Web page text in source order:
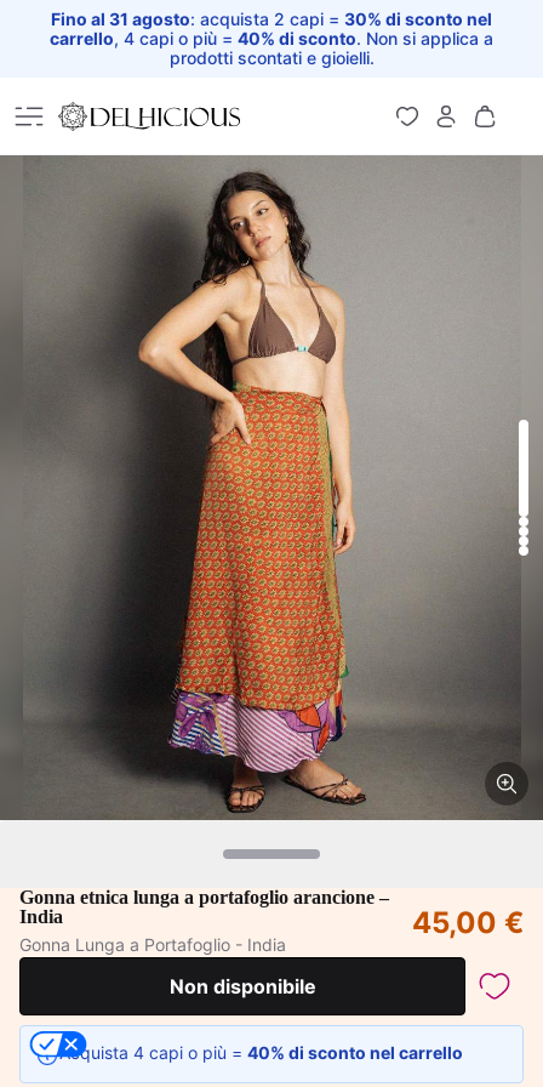
Fino al 31 agosto: acquista 2 capi = 30% di sconto nel
carrello, 4 capi o più = 40% di sconto. Non si applica a
prodotti scontati e gioielli.
Home
Gonna etnica lunga a portafoglio arancione –
India
Gonna Lunga a Portafoglio - India
45,00 €
Non disponibile
Acquista 4 capi o più = 40% di sconto nel carrello